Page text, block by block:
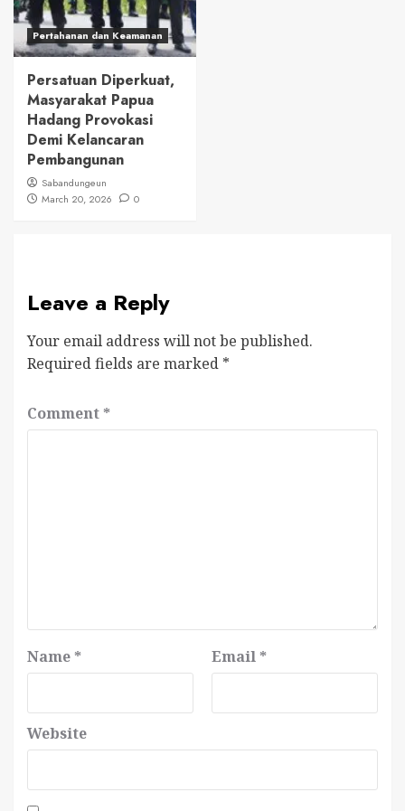
Pertahanan dan Keamanan
Persatuan Diperkuat,
Masyarakat Papua
Hadang Provokasi
Demi Kelancaran
Pembangunan
Sabandungeun
March 20, 2026
0
Leave a Reply
Your email address will not be published.
Required fields are marked *
Comment *
Name * Email *
Website